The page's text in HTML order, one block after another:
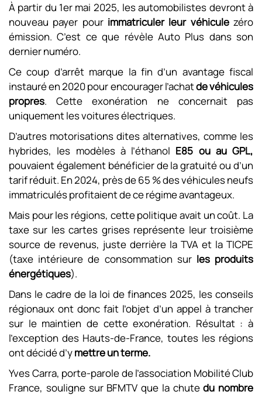
À partir du 1er mai 2025, les automobilistes devront à
nouveau payer pour immatriculer leur véhiculezéro
émission. C’est ce que révèle Auto Plus dans son
dernier numéro.
Ce coup d’arrêt marque la fin d’un avantage fiscal
instauré en 2020 pour encourager l’achatde véhicules
propres. Cette exonération ne concernait pas
uniquement les voitures électriques.
D’autres motorisations dites alternatives, comme les
hybrides, les modèles à l’éthanol E85 ou au GPL,
pouvaient également bénéficier de la gratuité ou d’un
tarif réduit. En 2024, près de 65 % des véhicules neufs
immatriculés profitaient de ce régime avantageux.
Mais pour les régions, cette politique avait un coût. La
taxe sur les cartes grises représente leur troisième
source de revenus, juste derrière la TVA et la TICPE
(taxe intérieure de consommation surles produits
énergétiques).
Dans le cadre de la loi de finances 2025, les conseils
régionaux ont donc fait l’objet d’un appel à trancher
sur le maintien de cette exonération. Résultat : à
l’exception des Hauts-de-France, toutes les régions
ont décidé d’ymettre un terme.
Yves Carra, porte-parole de l’association Mobilité Club
France, souligne sur BFMTV que la chutedu nombre